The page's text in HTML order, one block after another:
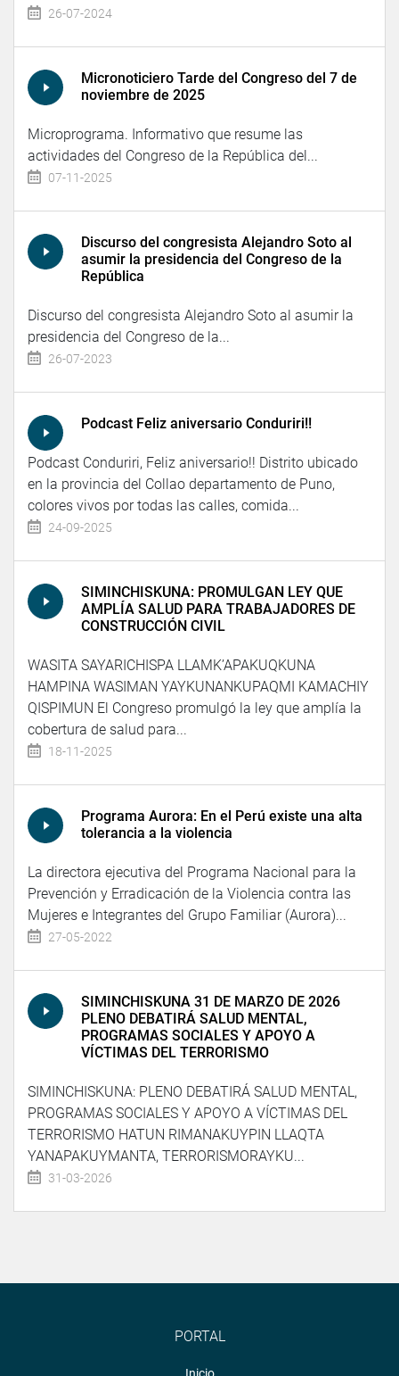
26-07-2024
Micronoticiero Tarde del Congreso del 7 de
noviembre de 2025
Microprograma. Informativo que resume las
actividades del Congreso de la República del...
07-11-2025
Discurso del congresista Alejandro Soto al
asumir la presidencia del Congreso de la
República
Discurso del congresista Alejandro Soto al asumir la
presidencia del Congreso de la...
26-07-2023
Podcast Feliz aniversario Conduriri!!
Podcast Conduriri, Feliz aniversario!! Distrito ubicado
en la provincia del Collao departamento de Puno,
colores vivos por todas las calles, comida...
24-09-2025
SIMINCHISKUNA: PROMULGAN LEY QUE
AMPLÍA SALUD PARA TRABAJADORES DE
CONSTRUCCIÓN CIVIL
WASITA SAYARICHISPA LLAMK’APAKUQKUNA
HAMPINA WASIMAN YAYKUNANKUPAQMI KAMACHIY
QISPIMUN El Congreso promulgó la ley que amplía la
cobertura de salud para...
18-11-2025
Programa Aurora: En el Perú existe una alta
tolerancia a la violencia
La directora ejecutiva del Programa Nacional para la
Prevención y Erradicación de la Violencia contra las
Mujeres e Integrantes del Grupo Familiar (Aurora)...
27-05-2022
SIMINCHISKUNA 31 DE MARZO DE 2026
PLENO DEBATIRÁ SALUD MENTAL,
PROGRAMAS SOCIALES Y APOYO A
VÍCTIMAS DEL TERRORISMO
SIMINCHISKUNA: PLENO DEBATIRÁ SALUD MENTAL,
PROGRAMAS SOCIALES Y APOYO A VÍCTIMAS DEL
TERRORISMO HATUN RIMANAKUYPIN LLAQTA
YANAPAKUYMANTA, TERRORISMORAYKU...
31-03-2026
PORTAL